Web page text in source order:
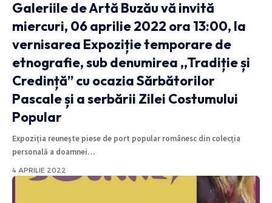
Galeriile de Artă Buzău vă invită
miercuri, 06 aprilie 2022 ora 13:00, la
vernisarea Expoziție temporare de
etnografie, sub denumirea ,,Tradiție și
Credință” cu ocazia Sărbătorilor
Pascale și a serbării Zilei Costumului
Popular
Expoziția reunește piese de port popular românesc din colecția
personală a doamnei…
4 APRILIE 2022